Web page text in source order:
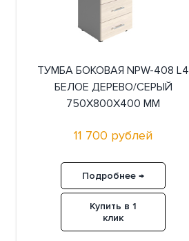
ТУМБА БОКОВАЯ NPW-408 L4
БЕЛОЕ ДЕРЕВО/СЕРЫЙ
750X800X400 ММ
11 700 рублей
Подробнее →
Купить в 1
клик